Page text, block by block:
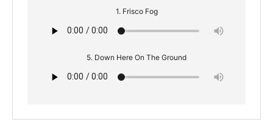
1. Frisco Fog
5. Down Here On The Ground